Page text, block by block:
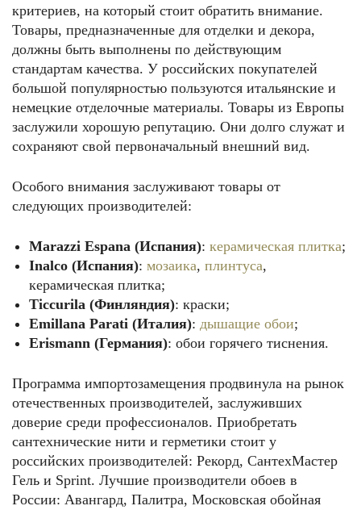
критериев, на который стоит обратить внимание.
Товары, предназначенные для отделки и декора,
должны быть выполнены по действующим
стандартам качества. У российских покупателей
большой популярностью пользуются итальянские и
немецкие отделочные материалы. Товары из Европы
заслужили хорошую репутацию. Они долго служат и
сохраняют свой первоначальный внешний вид.
Особого внимания заслуживают товары от
следующих производителей:
Marazzi Espana (Испания): керамическая плитка;
Inalco (Испания): мозаика, плинтуса,
керамическая плитка;
Ticcurila (Финляндия): краски;
Emillana Parati (Италия): дышащие обои;
Erismann (Германия): обои горячего тиснения.
Программа импортозамещения продвинула на рынок
отечественных производителей, заслуживших
доверие среди профессионалов. Приобретать
сантехнические нити и герметики стоит у
российских производителей: Рекорд, СантехМастер
Гель и Sprint. Лучшие производители обоев в
России: Авангард, Палитра, Московская обойная